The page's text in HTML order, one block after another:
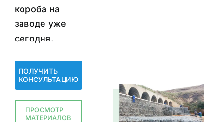
короба на
заводе уже
сегодня.
ПОЛУЧИТЬ
КОНСУЛЬТАЦИЮ
ПРОСМОТР
МАТЕРИАЛОВ